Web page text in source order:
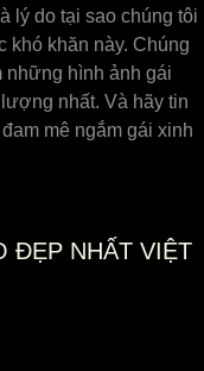
lý do tại sao chúng tôi
khó khăn này. Chúng
những hình ảnh gái
nhất. Và hãy tin
mê ngắm gái xinh
ĐẸP NHẤT VIỆT